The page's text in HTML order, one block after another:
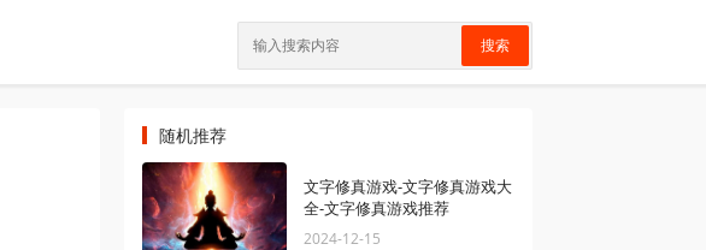
搜索
随机推荐
文字修真游戏-文字修真游戏大
全-文字修真游戏推荐
2024-12-15